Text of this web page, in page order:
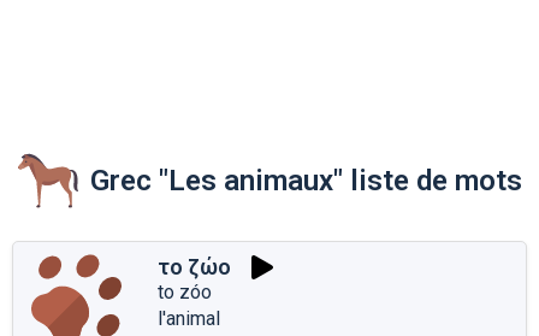
Grec "Les animaux" liste de mots
το ζώο
to zóo
l'animal